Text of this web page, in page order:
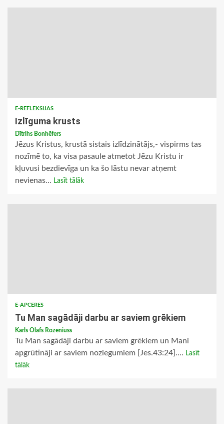
E-REFLEKSIJAS
Izlīguma krusts
Dītrihs Bonhēfers
Jēzus Kristus, krustā sistais izlīdzinātājs,- vispirms tas
nozīmē to, ka visa pasaule atmetot Jēzu Kristu ir
kļuvusi bezdievīga un ka šo lāstu nevar atņemt
nevienas... Lasīt tālāk
E-APCERES
Tu Man sagādāji darbu ar saviem grēkiem
Karls Olafs Rozeniuss
Tu Man sagādāji darbu ar saviem grēkiem un Mani
apgrūtināji ar saviem noziegumiem [Jes.43:24].... Lasīt
tālāk